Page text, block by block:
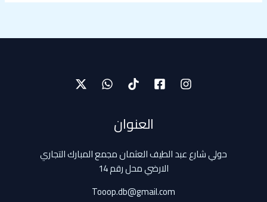
العنوان
حولي شارع عبد الطيف العثمان مجمع المبارك التجاري
الارضي محل رقم 14
Tooop.db@gmail.com